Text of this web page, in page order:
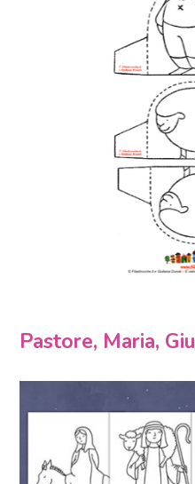
Pastore, Maria,